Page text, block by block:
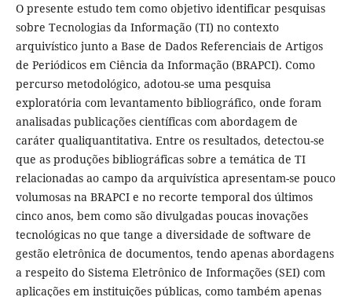
O presente estudo tem como objetivo identificar pesquisas
sobre Tecnologias da Informação (TI) no contexto
arquivístico junto a Base de Dados Referenciais de Artigos
de Periódicos em Ciência da Informação (BRAPCI). Como
percurso metodológico, adotou-se uma pesquisa
exploratória com levantamento bibliográfico, onde foram
analisadas publicações científicas com abordagem de
caráter qualiquantitativa. Entre os resultados, detectou-se
que as produções bibliográficas sobre a temática de TI
relacionadas ao campo da arquivística apresentam-se pouco
volumosas na BRAPCI e no recorte temporal dos últimos
cinco anos, bem como são divulgadas poucas inovações
tecnológicas no que tange a diversidade de software de
gestão eletrônica de documentos, tendo apenas abordagens
a respeito do Sistema Eletrônico de Informações (SEI) com
aplicações em instituições públicas, como também apenas